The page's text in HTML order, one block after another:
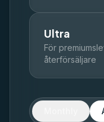
Ultra
För
återförsäljare